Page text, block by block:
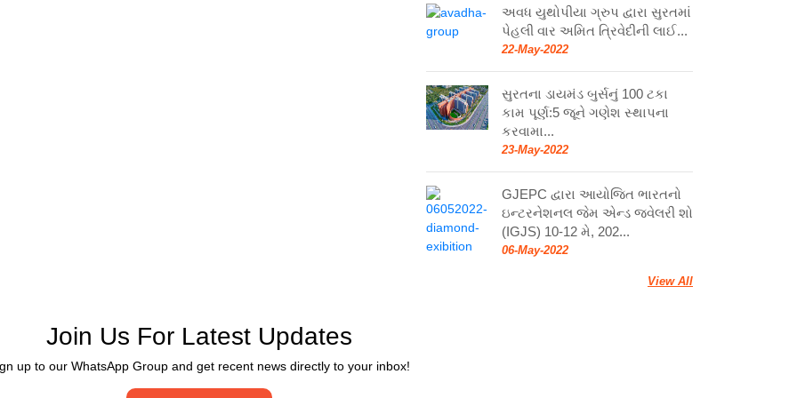
અવધ યુથોપીયા ગ્રુપ દ્વારા સુરતમાં
પેહલી વાર અમિત ત્રિવેદીની લાઈ...
22-May-2022
સુરતના ડાયમંડ બુર્સનું 100 ટકા
કામ પૂર્ણ:5 જૂને ગણેશ સ્થાપના
કરવામા...
23-May-2022
GJEPC દ્વારા આયોજિત ભારતનો
ઇન્ટરનેશનલ જેમ એન્ડ જ્વેલરી શો
(IGJS) 10-12 મે, 202...
06-May-2022
View All
Join Us For Latest Updates
up to our WhatsApp Group and get recent news directly to your inbox!